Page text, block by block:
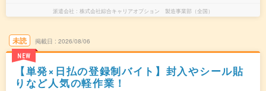
派遣会社 株式会社綜合キャリアオプション 製造事業部（全国）
未読
NEW
掲載日 2026/08/06
【単発×日払の登録制バイト】封入やシール貼
りなど人気の軽作業！